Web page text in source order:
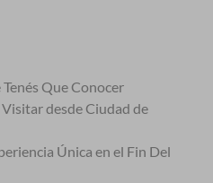
Que Conocer
desde Ciudad de
Única en el Fin Del